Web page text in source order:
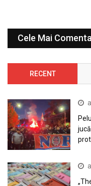
Cele Mai
RECENT